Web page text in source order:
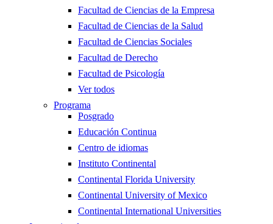
Facultad de Ciencias de la Empresa
Facultad de Ciencias de la Salud
Facultad de Ciencias Sociales
Facultad de Derecho
Facultad de Psicología
Ver todos
Programa
Posgrado
Educación Continua
Centro de idiomas
Instituto Continental
Continental Florida University
Continental University of Mexico
Continental International Universities